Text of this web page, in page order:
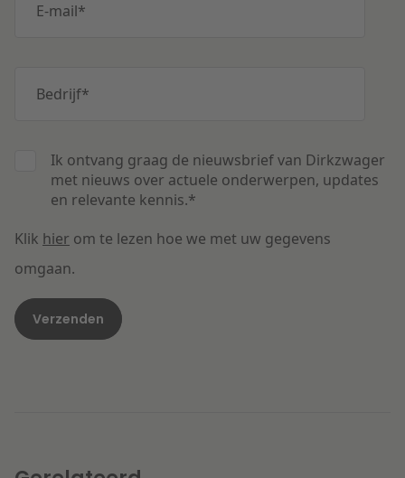
E-mail*
Bedrijf*
Ik ontvang graag de nieuwsbrief van Dirkzwager
met nieuws over actuele onderwerpen, updates
en relevante kennis.*
Klik hier om te lezen hoe we met uw gegevens
omgaan.